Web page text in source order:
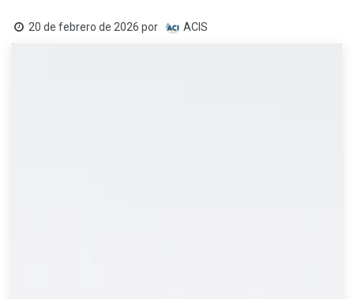
20 de febrero de 2026 por ACIS